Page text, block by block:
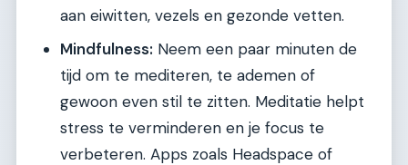
aan eiwitten, vezels en gezonde vetten.
Mindfulness: Neem een paar minuten de
tijd om te mediteren, te ademen of
gewoon even stil te zitten. Meditatie helpt
stress te verminderen en je focus te
verbeteren. Apps zoals Headspace of